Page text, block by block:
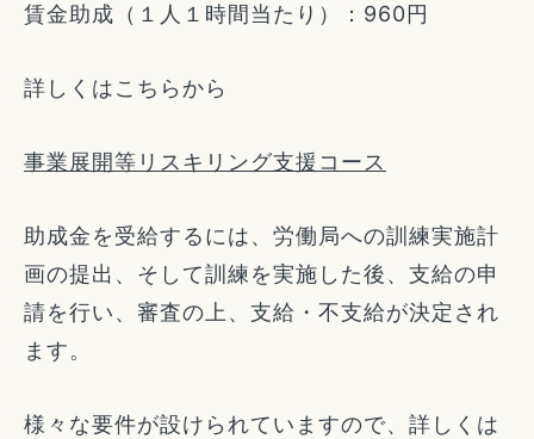
賃金助成（１人１時間当たり）：960円
詳しくはこちらから
事業展開等リスキリング支援コース
助成金を受給するには、労働局への訓練実施計
画の提出、そして訓練を実施した後、支給の申
請を行い、審査の上、支給・不支給が決定され
ます。
様々な要件が設けられていますので、詳しくは